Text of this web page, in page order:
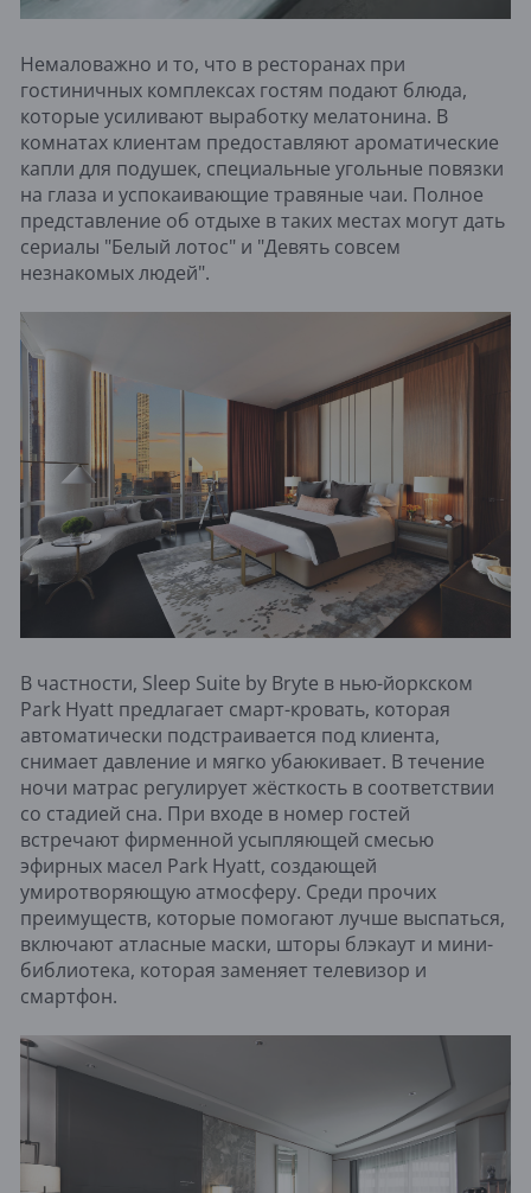
Немаловажно и то, что в ресторанах при
гостиничных комплексах гостям подают блюда,
которые усиливают выработку мелатонина. В
комнатах клиентам предоставляют ароматические
капли для подушек, специальные угольные повязки
на глаза и успокаивающие травяные чаи. Полное
представление об отдыхе в таких местах могут дать
сериалы "Белый лотос" и "Девять совсем
незнакомых людей".
В частности, Sleep Suite by Bryte в нью-йоркском
Park Hyatt предлагает смарт-кровать, которая
автоматически подстраивается под клиента,
снимает давление и мягко убаюкивает. В течение
ночи матрас регулирует жёсткость в соответствии
со стадией сна. При входе в номер гостей
встречают фирменной усыпляющей смесью
эфирных масел Park Hyatt, создающей
умиротворяющую атмосферу. Среди прочих
преимуществ, которые помогают лучше выспаться,
включают атласные маски, шторы блэкаут и мини-
библиотека, которая заменяет телевизор и
смартфон.